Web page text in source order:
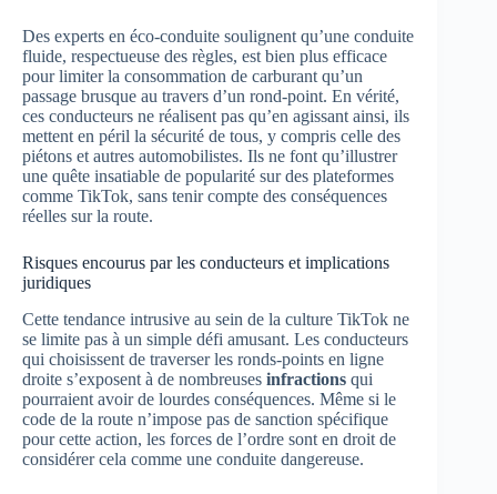
Des experts en éco-conduite soulignent qu’une conduite
fluide, respectueuse des règles, est bien plus efficace
pour limiter la consommation de carburant qu’un
passage brusque au travers d’un rond-point. En vérité,
ces conducteurs ne réalisent pas qu’en agissant ainsi, ils
mettent en péril la sécurité de tous, y compris celle des
piétons et autres automobilistes. Ils ne font qu’illustrer
une quête insatiable de popularité sur des plateformes
comme TikTok, sans tenir compte des conséquences
réelles sur la route.
Risques encourus par les conducteurs et implications
juridiques
Cette tendance intrusive au sein de la culture TikTok ne
se limite pas à un simple défi amusant. Les conducteurs
qui choisissent de traverser les ronds-points en ligne
droite s’exposent à de nombreuses infractions qui
pourraient avoir de lourdes conséquences. Même si le
code de la route n’impose pas de sanction spécifique
pour cette action, les forces de l’ordre sont en droit de
considérer cela comme une conduite dangereuse.